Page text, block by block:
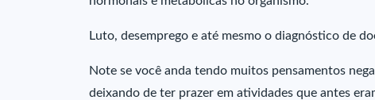
Luto, desemprego e até mesmo o diagnóstico de
Note se você anda tendo muitos pensamentos
deixando de ter prazer em atividades que antes